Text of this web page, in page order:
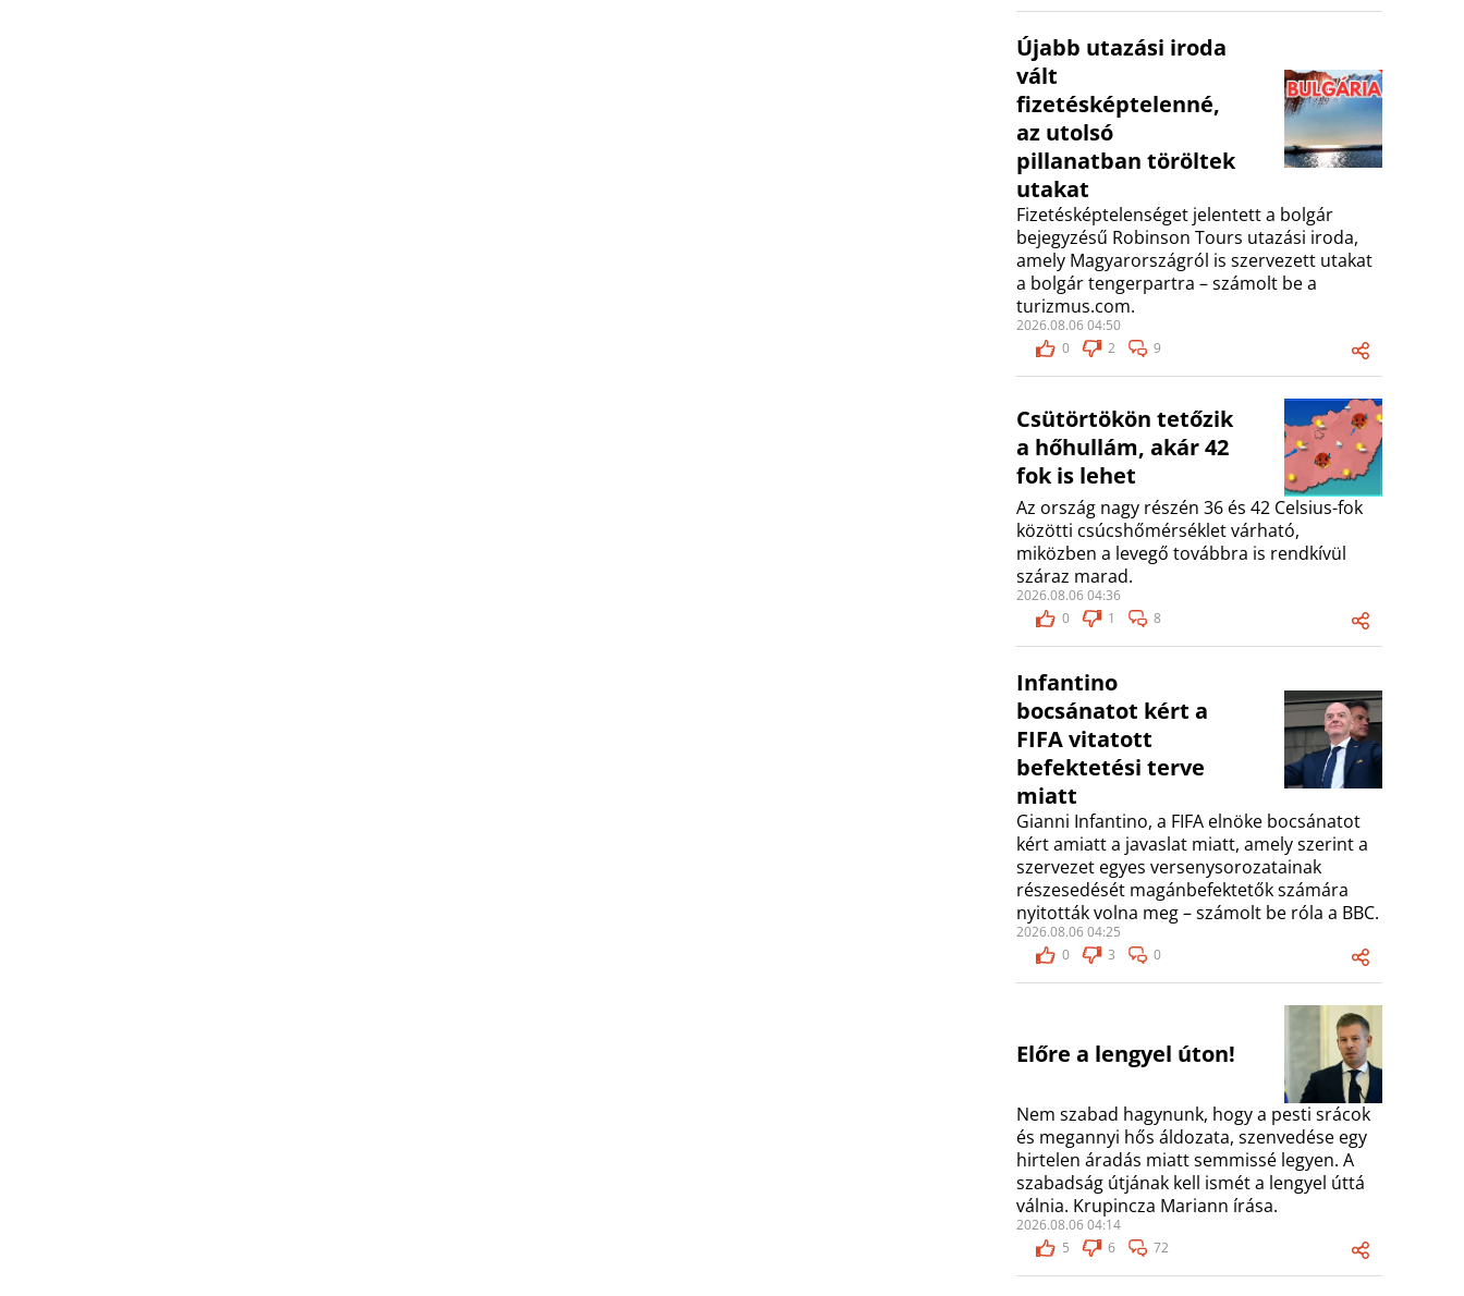
Újabb utazási iroda
vált
fizetésképtelenné,
az utolsó
pillanatban töröltek
utakat
Fizetésképtelenséget jelentett a bolgár
bejegyzésű Robinson Tours utazási iroda,
amely Magyarországról is szervezett utakat
a bolgár tengerpartra – számolt be a
turizmus.com.
2026.08.06 04:50
0
2 9
Csütörtökön tetőzik
a hőhullám, akár 42
fok is lehet
Az ország nagy részén 36 és 42 Celsius-fok
közötti csúcshőmérséklet várható,
miközben a levegő továbbra is rendkívül
száraz marad.
2026.08.06 04:36
0
1 8
Infantino
bocsánatot kért a
FIFA vitatott
befektetési terve
miatt
Gianni Infantino, a FIFA elnöke bocsánatot
kért amiatt a javaslat miatt, amely szerint a
szervezet egyes versenysorozatainak
részesedését magánbefektetők számára
nyitották volna meg – számolt be róla a BBC.
2026.08.06 04:25
0
3 0
Előre a lengyel úton!
Nem szabad hagynunk, hogy a pesti srácok
és megannyi hős áldozata, szenvedése egy
hirtelen áradás miatt semmissé legyen. A
szabadság útjának kell ismét a lengyel úttá
válnia. Krupincza Mariann írása.
2026.08.06 04:14
5
6 72